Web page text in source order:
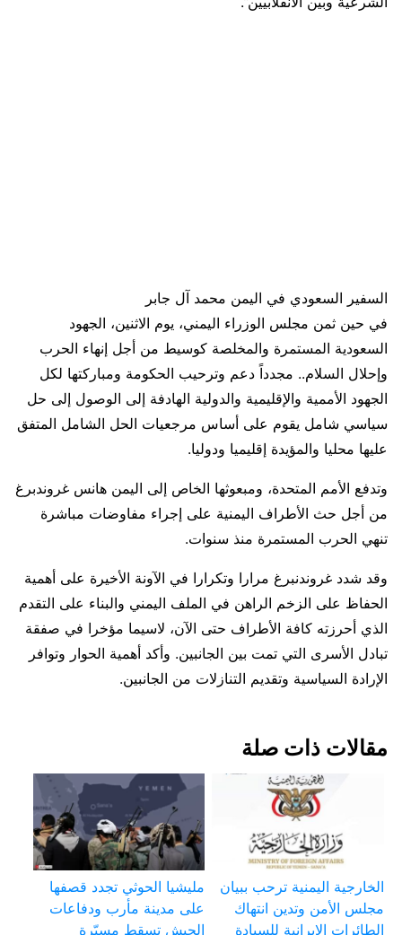
السفير السعودي في اليمن محمد آل جابر
في حين ثمن مجلس الوزراء اليمني، يوم الاثنين، الجهود
السعودية المستمرة والمخلصة كوسيط من أجل إنهاء الحرب
وإحلال السلام.. مجدداً دعم وترحيب الحكومة ومباركتها لكل
الجهود الأممية والإقليمية والدولية الهادفة إلى الوصول إلى حل
سياسي شامل يقوم على أساس مرجعيات الحل الشامل المتفق
عليها محليا والمؤيدة إقليميا ودوليا.
وتدفع الأمم المتحدة، ومبعوثها الخاص إلى اليمن هانس غروندبرغ
من أجل حث الأطراف اليمنية على إجراء مفاوضات مباشرة
تنهي الحرب المستمرة منذ سنوات.
وقد شدد غروندنبرغ مرارا وتكرارا في الآونة الأخيرة على أهمية
الحفاظ على الزخم الراهن في الملف اليمني والبناء على التقدم
الذي أحرزته كافة الأطراف حتى الآن، لاسيما مؤخرا في صفقة
تبادل الأسرى التي تمت بين الجانبين. وأكد أهمية الحوار وتوافر
الإرادة السياسية وتقديم التنازلات من الجانبين.
مقالات ذات صلة
الخارجية اليمنية ترحب ببيان
مجلس الأمن وتدين انتهاك
الطائرات الإيرانية للسيادة
مليشيا الحوثي تجدد قصفها
على مدينة مأرب ودفاعات
الجيش تسقط مسيّرة